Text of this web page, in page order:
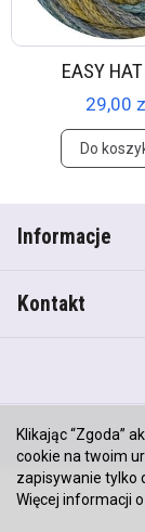
EASY
29,00
Do
Informacje
Kontakt
Klikając “Zgoda”
cookie na twoim
zapisywanie tylko
Więcej informacji